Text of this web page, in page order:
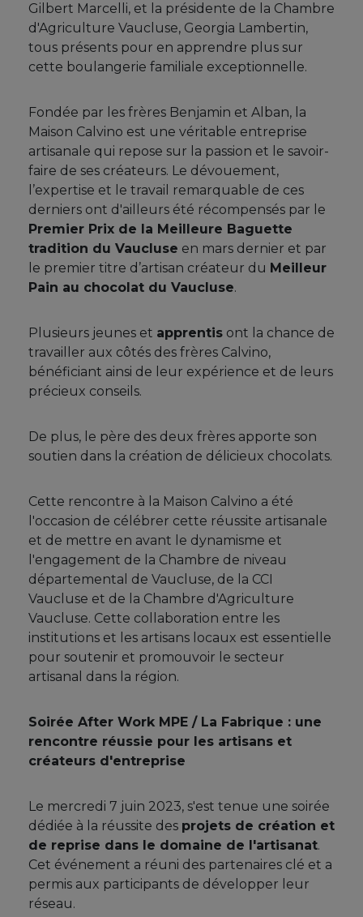
Gilbert Marcelli, et la présidente de la Chambre
d'Agriculture Vaucluse, Georgia Lambertin,
tous présents pour en apprendre plus sur
cette boulangerie familiale exceptionnelle.
Fondée par les frères Benjamin et Alban, la
Maison Calvino est une véritable entreprise
artisanale qui repose sur la passion et le savoir-
faire de ses créateurs. Le dévouement,
l’expertise et le travail remarquable de ces
derniers ont d'ailleurs été récompensés par le
Premier Prix de la Meilleure Baguette
tradition du Vaucluse en mars dernier et par
le premier titre d’artisan créateur du Meilleur
Pain au chocolat du Vaucluse.
Plusieurs jeunes et apprentis ont la chance de
travailler aux côtés des frères Calvino,
bénéficiant ainsi de leur expérience et de leurs
précieux conseils.
De plus, le père des deux frères apporte son
soutien dans la création de délicieux chocolats.
Cette rencontre à la Maison Calvino a été
l'occasion de célébrer cette réussite artisanale
et de mettre en avant le dynamisme et
l'engagement de la Chambre de niveau
départemental de Vaucluse, de la CCI
Vaucluse et de la Chambre d'Agriculture
Vaucluse. Cette collaboration entre les
institutions et les artisans locaux est essentielle
pour soutenir et promouvoir le secteur
artisanal dans la région.
Soirée After Work MPE / La Fabrique : une
rencontre réussie pour les artisans et
créateurs d'entreprise
Le mercredi 7 juin 2023, s'est tenue une soirée
dédiée à la réussite des projets de création et
de reprise dans le domaine de l'artisanat.
Cet événement a réuni des partenaires clé et a
permis aux participants de développer leur
réseau.